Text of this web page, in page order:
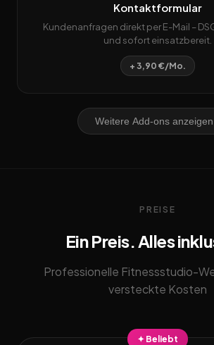
Kontaktformular
Kundenanfragen direkt per E-Mail –
und sofort einsatzbereit.
+ 3,90 €/Mo.
Weitere Add-ons anzeigen
PREISE
Ein Preis. Alles
Professionelle Fitnessstudio-
versteckte Kosten
✦ Beliebt